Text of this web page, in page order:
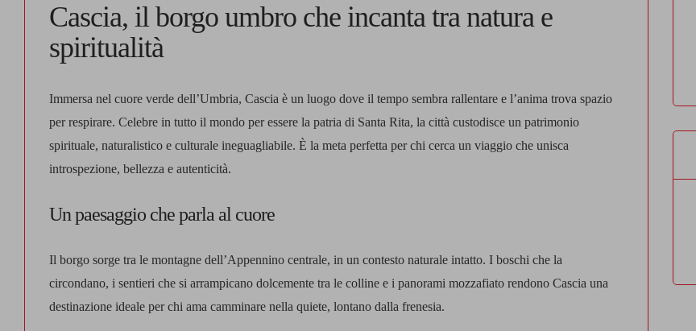
Cascia, il borgo umbro che incanta tra natura e
spiritualità
Immersa nel cuore verde dell’Umbria, Cascia è un luogo dove il tempo sembra rallentare e l’anima trova spazio
per respirare. Celebre in tutto il mondo per essere la patria di Santa Rita, la città custodisce un patrimonio
spirituale, naturalistico e culturale ineguagliabile. È la meta perfetta per chi cerca un viaggio che unisca
introspezione, bellezza e autenticità.
Un paesaggio che parla al cuore
Il borgo sorge tra le montagne dell’Appennino centrale, in un contesto naturale intatto. I boschi che la
circondano, i sentieri che si arrampicano dolcemente tra le colline e i panorami mozzafiato rendono Cascia una
destinazione ideale per chi ama camminare nella quiete, lontano dalla frenesia.